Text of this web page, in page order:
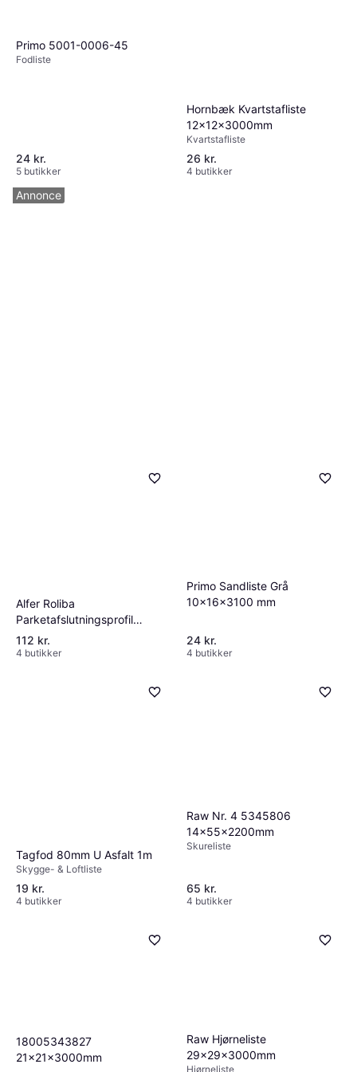
Primo 5001-0006-45
Fodliste
24 kr.
5 butikker
Hornbæk Kvartstafliste
12x12x3000mm
Kvartstafliste
26 kr.
4 butikker
Alfer Roliba
Parketafslutningsprofil
Selvklæbende 15x9 mm Alu
112 kr.
4 butikker
Primo Sandliste Grå
10x16x3100 mm
24 kr.
4 butikker
Tagfod 80mm U Asfalt 1m
Skygge- & Loftliste
19 kr.
4 butikker
Raw Nr. 4 5345806
14x55x2200mm
Skureliste
65 kr.
4 butikker
18005343827
21x21x3000mm
Raw Hjørneliste
29x29x3000mm
Hjørneliste
Annonce